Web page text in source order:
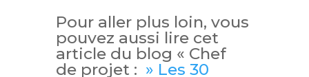
Pour aller plus loin, vous
pouvez aussi lire cet
article du blog « Chef
de projet : » Les 30